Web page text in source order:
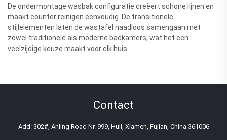
De ondermontage wasbak configuratie creëert schone lijnen en
maakt counter reinigen eenvoudig. De transitionele
stijlelementen laten de wastafel naadloos samengaan met
zowel traditionele als moderne badkamers, wat het een
veelzijdige keuze maakt voor elk huis.
Contact
Add: 302#, Anling Road Nr. 999, Huli, Xiamen, Fujian, China 361006